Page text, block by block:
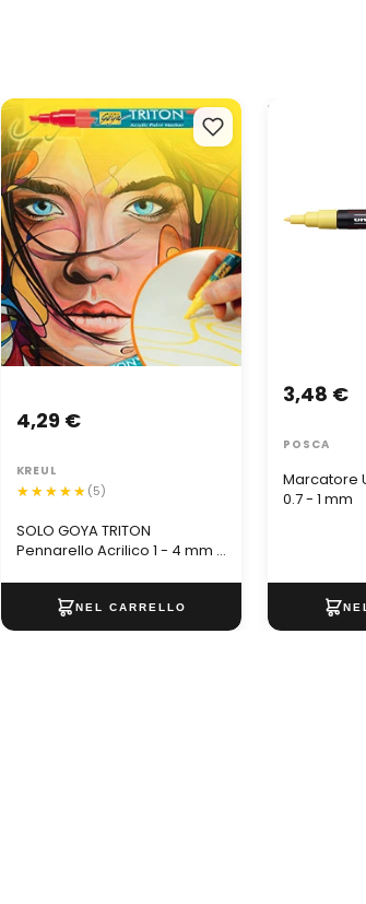
SOLO GOYA TRITON Pennarello
Acrilico 1 - 4 mm | scegli colore
SOLO GOYA TRITON
Pennarello Acrilico 1 - 4 mm |
4,29 €
KREUL
(5)
Marcatore
Marcatore
0.7 - 1 mm
3,48 €
POSCA